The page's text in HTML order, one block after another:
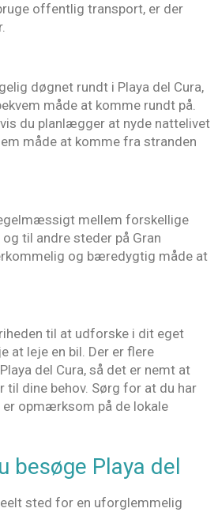
offentlig transport, er der
døgnet rundt i Playa del Cura,
måde at komme rundt på.
du planlægger at nyde nattelivet
måde at komme fra stranden
mellem forskellige
til andre steder på Gran
og bæredygtig måde at
til at udforske i dit eget
at leje en bil. Der er flere
del Cura, så det er nemt at
til dine behov. Sørg for at du har
opmærksom på de lokale
besøge Playa del
sted for en uforglemmelig